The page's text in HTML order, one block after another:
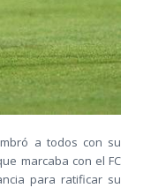
a todos con su
marcaba con el FC
para ratificar su